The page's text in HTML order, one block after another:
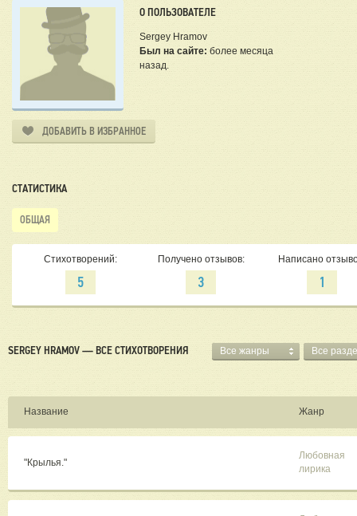
О ПОЛЬЗОВАТЕЛЕ
Sergey Hramov
Был на сайте: более месяца
назад.
ДОБАВИТЬ В ИЗБРАННОЕ
СТАТИСТИКА
ОБЩАЯ
Стихотворений:
5
Получено отзывов:
3
Написано
1
SERGEY HRAMOV — ВСЕ СТИХОТВОРЕНИЯ Все жанры Все
Название Жанр
"Крылья."
Любовная
лирика